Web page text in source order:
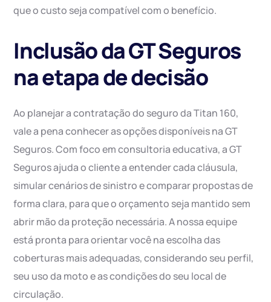
que o custo seja compatível com o benefício.
Inclusão da GT Seguros
na etapa de decisão
Ao planejar a contratação do seguro da Titan 160,
vale a pena conhecer as opções disponíveis na GT
Seguros. Com foco em consultoria educativa, a GT
Seguros ajuda o cliente a entender cada cláusula,
simular cenários de sinistro e comparar propostas de
forma clara, para que o orçamento seja mantido sem
abrir mão da proteção necessária. A nossa equipe
está pronta para orientar você na escolha das
coberturas mais adequadas, considerando seu perfil,
seu uso da moto e as condições do seu local de
circulação.